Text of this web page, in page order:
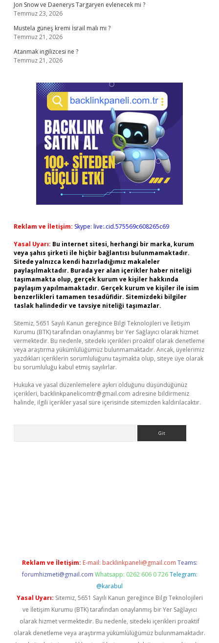
Jon Snow ve Daenerys Targaryen evlenecek mi ?
Temmuz 23, 2026
Mustela güneş kremi İsrail malı mı ?
Temmuz 21, 2026
Atanmak ingilizcesi ne ?
Temmuz 21, 2026
Reklam ve İletişim: Skype: live:.cid.575569c608265c69
Yasal Uyarı: Bu internet sitesi, herhangi bir marka, kurum
veya şahıs şirketi ile hiçbir bağlantısı bulunmamaktadır.
Sitede yalnızca kendi hazırladığımız makaleler
paylaşılmaktadır. Burada yer alan içerikler haber niteliği
taşımamakta olup, gerçek kurum ve kişiler hakkında
paylaşım yapılmamaktadır. Gerçek kurum ve kişiler ile isim
benzerlikleri tamamen tesadüfidir. Sitemizdeki bilgiler
taslak halindedir ve tavsiye niteliği taşımazlar.
Sitemiz, 5651 Sayılı Kanun gereğince Bilgi Teknolojileri ve İletişim
Kurumu (BTK) tarafından onaylanmış bir Yer Sağlayıcı olarak hizmet
vermektedir. Bu nedenle, sitedeki içerikleri proaktif olarak denetleme
veya araştırma yükümlülüğümüz bulunmamaktadır. Ancak, üyelerimiz
yazdıkları içeriklerin sorumluluğunu taşımakta olup, siteye üye olarak
bu sorumluluğu kabul etmiş sayılırlar.
Hukuka ve yasal düzenlemelere aykırı olduğunu düşündüğünüz
içerikleri, backlinkpanelicomtr@gmail.com adresine bildirmeniz
halinde, ilgili içerikler yasal süre içerisinde sitemizden kaldırılacaktır.
Reklam ve İletişim: E-mail: backlinkpaneli@gmail.com Teams:
forumhizmeti@gmail.com Whatsapp: 0262 606 0 726 Telegram:
@karabul
Yasal Uyarı: Sitemiz, 5651 Sayılı Kanun gereğince Bilgi Teknolojileri
ve İletişim Kurumu (BTK) tarafından onaylanmış bir Yer Sağlayıcı
olarak hizmet vermektedir. Bu nedenle, sitedeki içerikleri proaktif
olarak denetleme veya araştırma yükümlülüğümüz bulunmamaktadır.